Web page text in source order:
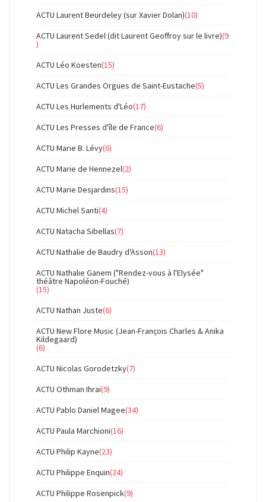
ACTU Laurent Beurdeley (sur Xavier Dolan)(10)
ACTU Laurent Sedel (dit Laurent Geoffroy sur le livre)(9
)
ACTU Léo Koesten(15)
ACTU Les Grandes Orgues de Saint-Eustache(5)
ACTU Les Hurlements d'Léo(17)
ACTU Les Presses d'île de France(6)
ACTU Marie B. Lévy(6)
ACTU Marie de Hennezel(2)
ACTU Marie Desjardins(15)
ACTU Michel Santi(4)
ACTU Natacha Sibellas(7)
ACTU Nathalie de Baudry d'Asson(13)
ACTU Nathalie Ganem ("Rendez-vous à l'Elysée"
théâtre Napoléon-Fouché)
(15)
ACTU Nathan Juste(6)
ACTU New Flore Music (Jean-François Charles & Anika
Kildegaard)
(6)
ACTU Nicolas Gorodetzky(7)
ACTU Othman Ihraï(9)
ACTU Pablo Daniel Magee(34)
ACTU Paula Marchioni(16)
ACTU Philip Kayne(23)
ACTU Philippe Enquin(24)
ACTU Philippe Rosenpick(9)